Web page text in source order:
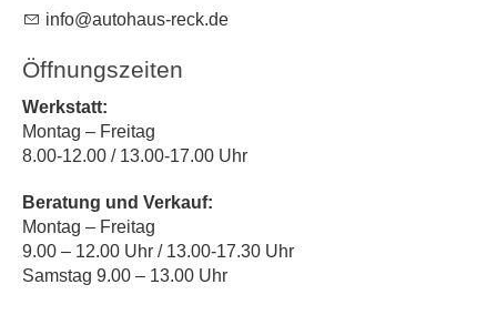
nf t h s-r ck d
Öffnungszeiten
Werkstatt:
Montag – Freitag
8.00-12.00 / 13.00-17.00 Uhr
Beratung und Verkauf:
Montag – Freitag
9.00 – 12.00 Uhr / 13.00-17.30 Uhr
Samstag 9.00 – 13.00 Uhr